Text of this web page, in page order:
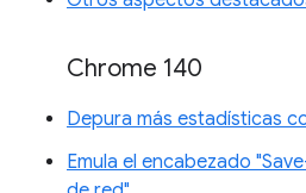
Chrome 140
Depura más estadísticas
Emula el encabezado